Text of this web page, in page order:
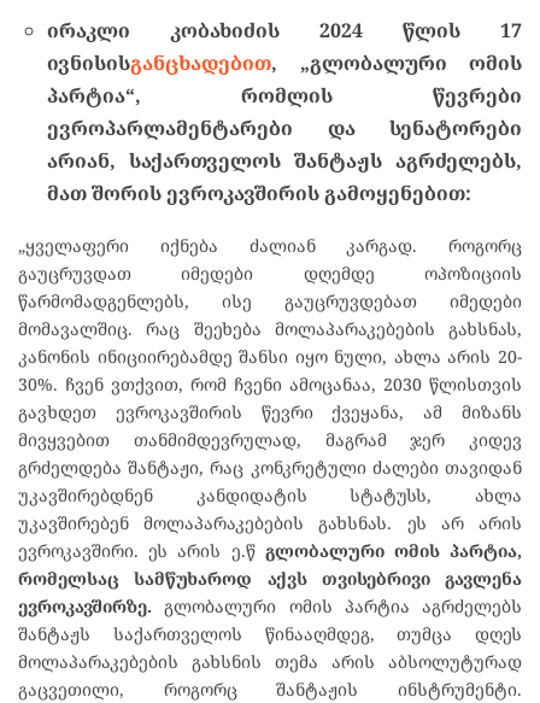
ირაკლი კობახიძის 2024 წლის 17
ივნისისგანცხადებით, „გლობალური
ომის
პარტია“, რომლის
წევრები
ევროპარლამენტარები
და
სენატორები
არიან, საქართველოს შანტაჟს აგრძელებს,
მათშორის ევროკავშირისგამოყენებით:
„ყველაფერი იქნება ძალიან კარგად. როგორც
გაუცრუვდათ იმედები დღემდე ოპოზიციის
წარმომადგენლებს, ისე გაუცრუვდებათ იმედები
მომავალშიც. რაც შეეხება მოლაპარაკებების გახსნას,
კანონის ინიციირებამდე შანსი იყო ნული, ახლა არის 20-
30%. ჩვენ ვთქვით, რომ ჩვენი ამოცანაა, 2030 წლისთვის
გავხდეთ ევროკავშირის წევრი ქვეყანა, ამ მიზანს
მივყვებით თანმიმდევრულად, მაგრამ ჯერ კიდევ
გრძელდება შანტაჟი, რაც კონკრეტული ძალები თავიდან
უკავშირებდნენ კანდიდატის სტატუსს, ახლა
უკავშირებენ მოლაპარაკებების გახსნას. ეს არ არის
ევროკავშირი. ეს არის ე.წ გლობალური ომის პარტია,
რომელსაც
სამწუხაროდ აქვს თვისებრივი
გავლენა
ევროკავშირზე. გლობალური ომის პარტია აგრძელებს
შანტაჟს საქართველოს წინააღმდეგ, თუმცა დღეს
მოლაპარაკებების გახსნის თემა არის აბსოლუტურად
გაცვეთილი, როგორც შანტაჟის ინსტრუმენტი.